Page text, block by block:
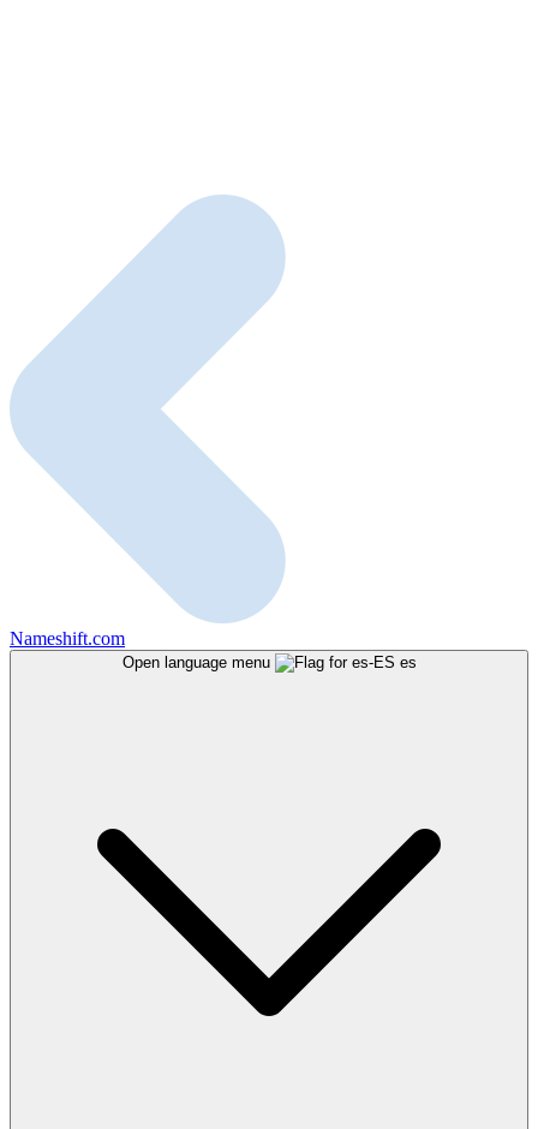
Nameshift.com
Open language menu es